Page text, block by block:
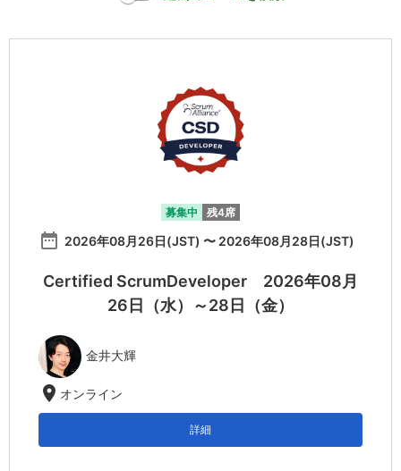
募集中 残4席
date_range 2026年08月26日(JST) 〜 2026年08月28日(JST)
Certified ScrumDeveloper 2026年08月
26日（水）～28日（金）
金井大輝
location_on オンライン
詳細